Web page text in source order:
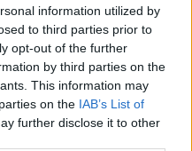
information utilized by
to third parties prior to
opt-out of the further
by third parties on the
This information may
on the IAB’s List of
further disclose it to other